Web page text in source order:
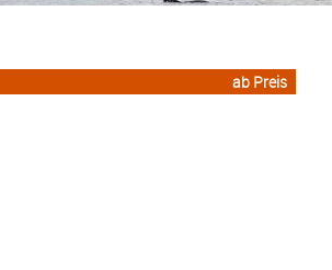
ab Preis